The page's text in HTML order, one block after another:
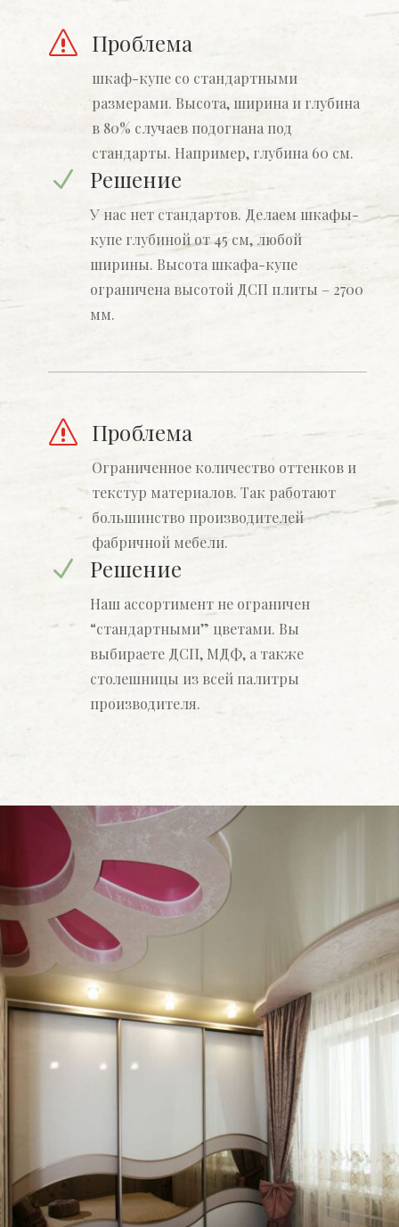
s Проблема
шкаф-купе со стандартными
размерами. Высота, ширина и глубина
в 80% случаев подогнана под
стандарты. Например, глубина 60 см.
N Решение
У нас нет стандартов. Делаем шкафы-
купе глубиной от 45 см, любой
ширины. Высота шкафа-купе
ограничена высотой ДСП плиты – 2700
мм.
s Проблема
Ограниченное количество оттенков и
текстур материалов. Так работают
большинство производителей
фабричной мебели.
N Решение
Наш ассортимент не ограничен
“стандартными” цветами. Вы
выбираете ДСП, МДФ, а также
столешницы из всей палитры
производителя.